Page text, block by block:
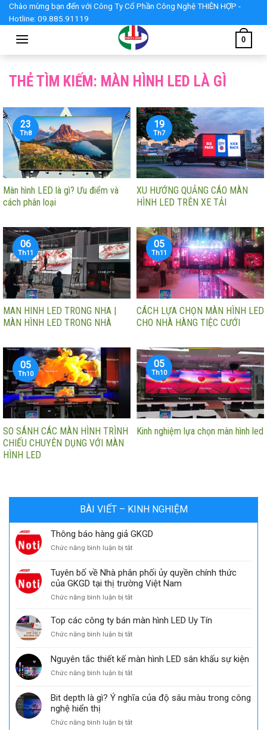
Skip
content
Chào mừng bạn đến với Công Ty Cổ Phần Công Nghệ THIÊN HỢP -
Hotline: 09.885.91119
0
THẺ TÌM KIẾM: MÀN HÌNH LED LÀ GÌ
Màn hình LED là gì? Ưu điểm và
cách phân loại
23
Th8
XU HƯỚNG QUẢNG CÁO MÀN
HÌNH LED TRÊN XE TẢI
19
Th7
MAN HINH LED TRONG NHA |
MÀN HÌNH LED TRONG NHÀ
06
Th11
CÁCH LỰA CHỌN MÀN HÌNH LED
CHO NHÀ HÀNG TIỆC CƯỚI
05
Th11
SO SÁNH CÁC MÀN HÌNH TRÌNH
CHIẾU CHUYÊN DỤNG VỚI MÀN
HÌNH LED
05
Th10
Kinh nghiệm lựa chọn màn hình led
05
Th10
BÀI VIẾT – KINH NGHIỆM
Thông báo hàng giả GKGD
Chức năng bình luận bị tắtở
hàng
giả
GKGD
Tuyên bố về Nhà phân phối ủy quyền chính thức
của GKGD tại thị trường Việt Nam
Chức năng bình luận bị tắtở
bố
Nhà
phối
thức
Top các công ty bán màn hình LED Uy Tín
Chức năng bình luận bị tắtở
các
công
ty
màn
Uy
Nguyên tắc thiết kế màn hình LED sân khấu sự kiện
Chức năng bình luận bị tắtở
tắc
thiết
màn
Bit depth là gì? Ý nghĩa của độ sâu màu trong công
nghệ hiển thị
Chức năng bình luận bị tắtở